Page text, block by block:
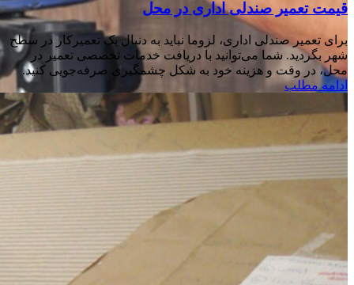
قیمت تعمیر صندلی اداری در محل
برای تعمیر صندلی اداری، لزوما نباید به دنبال یک تعمیرکار در سطح
شهر بگردید. شما می‌توانید با دریافت خدمات تخصصی تعمیر در
محل، در وقت و هزینه‌ خود به شکل چشمگیری صرفه‌جویی کنید.
ادامه مطلب